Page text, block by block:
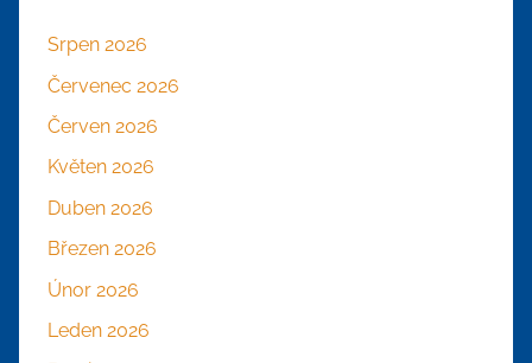
Srpen 2026
Červenec 2026
Červen 2026
Květen 2026
Duben 2026
Březen 2026
Únor 2026
Leden 2026